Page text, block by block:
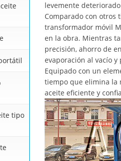
tipo
levemente
Comparado con
transformador móvil
en la obra. Mientras
precisión, ahorro de
evaporación al vacío
Equipado con un
tiempo que elimina la
aceite eficiente y